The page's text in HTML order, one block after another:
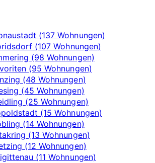
(137 Wohnungen)
(107 Wohnungen)
(98 Wohnungen)
(95 Wohnungen)
(48 Wohnungen)
(45 Wohnungen)
(25 Wohnungen)
(15 Wohnungen)
(14 Wohnungen)
(13 Wohnungen)
(12 Wohnungen)
(11 Wohnungen)